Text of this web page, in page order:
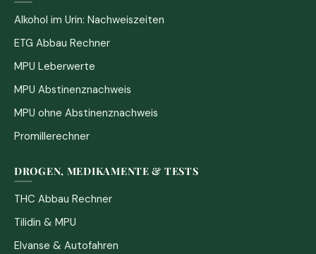
Alkohol im Urin: Nachweiszeiten
ETG Abbau Rechner
MPU Leberwerte
MPU Abstinenznachweis
MPU ohne Abstinenznachweis
Promillerechner
DROGEN, MEDIKAMENTE & TESTS
THC Abbau Rechner
Tilidin & MPU
Elvanse & Autofahren